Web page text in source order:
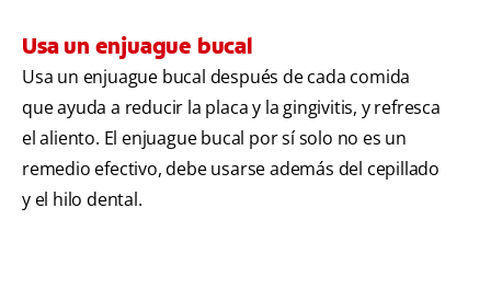
Usa un enjuague bucal
Usa un enjuague bucal después de cada comida
que ayuda a reducir la placa y la gingivitis, y refresca
el aliento. El enjuague bucal por sí solo no es un
remedio efectivo, debe usarse además del cepillado
y el hilo dental.